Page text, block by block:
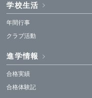
学校生活
年間行事
クラブ活動
進学情報
合格実績
合格体験記